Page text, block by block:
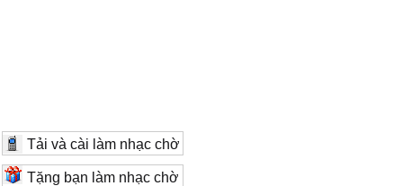
Tải và cài làm nhạc chờ
Tặng bạn làm nhạc chờ